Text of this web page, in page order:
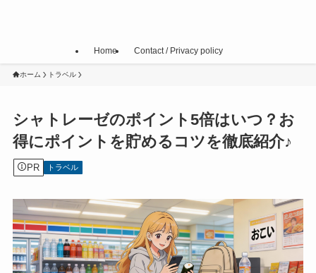
Home Contact / Privacy policy
ホーム トラベル
シャトレーゼのポイント5倍はいつ？お
得にポイントを貯めるコツを徹底紹介♪
PR トラベル